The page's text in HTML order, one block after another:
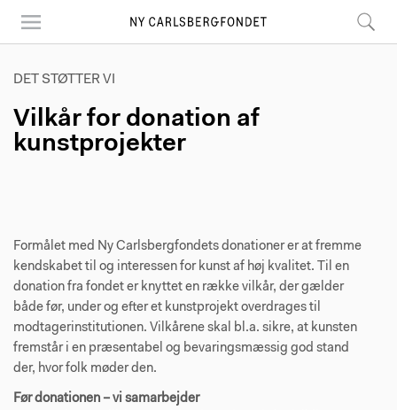
main
DET STØTTER VI
Vilkår for donation af
kunstprojekter
Formålet med Ny Carlsbergfondets donationer er at fremme
kendskabet til og interessen for kunst af høj kvalitet. Til en
donation fra fondet er knyttet en række vilkår, der gælder
både før, under og efter et kunstprojekt overdrages til
modtagerinstitutionen. Vilkårene skal bl.a. sikre, at kunsten
fremstår i en præsentabel og bevaringsmæssig god stand
der, hvor folk møder den.
Før donationen – vi samarbejder